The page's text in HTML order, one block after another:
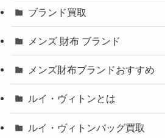
ブランド買取
メンズ 財布 ブランド
メンズ財布ブランドおすすめ
ルイ・ヴィトンとは
ルイ・ヴィトンバッグ買取